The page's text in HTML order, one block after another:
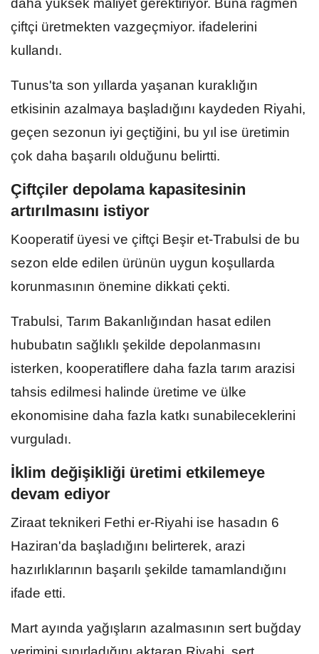
çiftçi üretmekten vazgeçmiyor. ifadelerini
kullandı.
Tunus'ta son yıllarda yaşanan kuraklığın
etkisinin azalmaya başladığını kaydeden Riyahi,
geçen sezonun iyi geçtiğini, bu yıl ise üretimin
çok daha başarılı olduğunu belirtti.
Çiftçiler depolama kapasitesinin
artırılmasını istiyor
Kooperatif üyesi ve çiftçi Beşir et-Trabulsi de bu
sezon elde edilen ürünün uygun koşullarda
korunmasının önemine dikkati çekti.
Trabulsi, Tarım Bakanlığından hasat edilen
hububatın sağlıklı şekilde depolanmasını
isterken, kooperatiflere daha fazla tarım arazisi
tahsis edilmesi halinde üretime ve ülke
ekonomisine daha fazla katkı sunabileceklerini
vurguladı.
İklim değişikliği üretimi etkilemeye
devam ediyor
Ziraat teknikeri Fethi er-Riyahi ise hasadın 6
Haziran'da başladığını belirterek, arazi
hazırlıklarının başarılı şekilde tamamlandığını
ifade etti.
Mart ayında yağışların azalmasının sert buğday